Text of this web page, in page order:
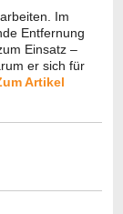
Im
Entfernung
Einsatz –
er sich für
Artikel